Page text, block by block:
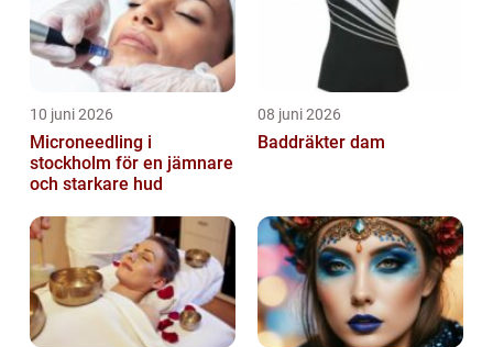
10 juni 2026
Microneedling i
stockholm för en jämnare
och starkare hud
08 juni 2026
Baddräkter dam